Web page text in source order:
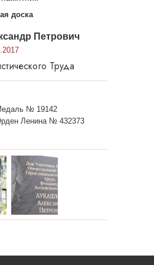
доска
Петрович
Труда
№ 19142
Ленина № 432373